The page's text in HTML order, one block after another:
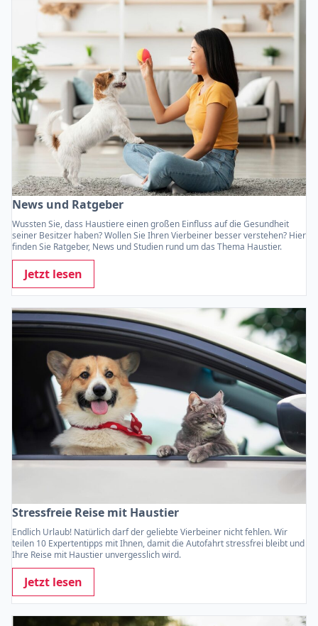
News und Ratgeber
Wussten Sie, dass Haustiere einen großen Einfluss auf die Gesundheit
seiner Besitzer haben? Wollen Sie Ihren Vierbeiner besser verstehen? Hier
finden Sie Ratgeber, News und Studien rund um das Thema Haustier.
Jetzt lesen
Stressfreie Reise mit Haustier
Endlich Urlaub! Natürlich darf der geliebte Vierbeiner nicht fehlen. Wir
teilen 10 Expertentipps mit Ihnen, damit die Autofahrt stressfrei bleibt und
Ihre Reise mit Haustier unvergesslich wird.
Jetzt lesen